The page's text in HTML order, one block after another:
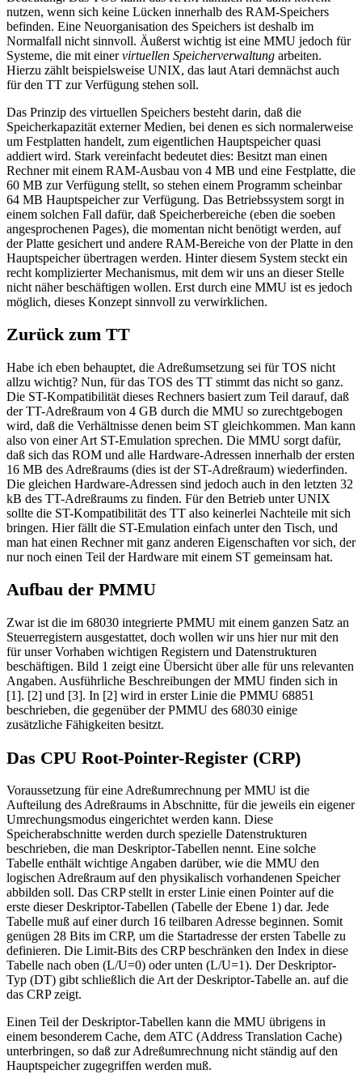
nutzen, wenn sich keine Lücken innerhalb des RAM-Speichers
befinden. Eine Neuorganisation des Speichers ist deshalb im
Normalfall nicht sinnvoll. Äußerst wichtig ist eine MMU jedoch für
Systeme, die mit einervirtuellen Speicherverwaltung arbeiten.
Hierzu zählt beispielsweise UNIX, das laut Atari demnächst auch
für den TT zur Verfügung stehen soll.
Das Prinzip des virtuellen Speichers besteht darin, daß die
Speicherkapazität externer Medien, bei denen es sich normalerweise
um Festplatten handelt, zum eigentlichen Hauptspeicher quasi
addiert wird. Stark vereinfacht bedeutet dies: Besitzt man einen
Rechner mit einem RAM-Ausbau von 4 MB und eine Festplatte, die
60 MB zur Verfügung stellt, so stehen einem Programm scheinbar
64 MB Hauptspeicher zur Verfügung. Das Betriebssystem sorgt in
einem solchen Fall dafür, daß Speicherbereiche (eben die soeben
angesprochenen Pages), die momentan nicht benötigt werden, auf
der Platte gesichert und andere RAM-Bereiche von der Platte in den
Hauptspeicher übertragen werden. Hinter diesem System steckt ein
recht komplizierter Mechanismus, mit dem wir uns an dieser Stelle
nicht näher beschäftigen wollen. Erst durch eine MMU ist es jedoch
möglich, dieses Konzept sinnvoll zu verwirklichen.
Zurück zum TT
Habe ich eben behauptet, die Adreßumsetzung sei für TOS nicht
allzu wichtig? Nun, für das TOS des TT stimmt das nicht so ganz.
Die ST-Kompatibilität dieses Rechners basiert zum Teil darauf, daß
der TT-Adreßraum von 4 GB durch die MMU so zurechtgebogen
wird, daß die Verhältnisse denen beim ST gleichkommen. Man kann
also von einer Art ST-Emulation sprechen. Die MMU sorgt dafür,
daß sich das ROM und alle Hardware-Adressen innerhalb der ersten
16 MB des Adreßraums (dies ist der ST-Adreßraum) wiederfinden.
Die gleichen Hardware-Adressen sind jedoch auch in den letzten 32
kB des TT-Adreßraums zu finden. Für den Betrieb unter UNIX
sollte die ST-Kompatibilität des TT also keinerlei Nachteile mit sich
bringen. Hier fällt die ST-Emulation einfach unter den Tisch, und
man hat einen Rechner mit ganz anderen Eigenschaften vor sich, der
nur noch einen Teil der Hardware mit einem ST gemeinsam hat.
Aufbau der PMMU
Zwar ist die im 68030 integrierte PMMU mit einem ganzen Satz an
Steuerregistern ausgestattet, doch wollen wir uns hier nur mit den
für unser Vorhaben wichtigen Registern und Datenstrukturen
beschäftigen. Bild 1 zeigt eine Übersicht über alle für uns relevanten
Angaben. Ausführliche Beschreibungen der MMU finden sich in
[1]. [2] und [3]. In [2] wird in erster Linie die PMMU 68851
beschrieben, die gegenüber der PMMU des 68030 einige
zusätzliche Fähigkeiten besitzt.
Das CPU Root-Pointer-Register (CRP)
Voraussetzung für eine Adreßumrechnung per MMU ist die
Aufteilung des Adreßraums in Abschnitte, für die jeweils ein eigener
Umrechungsmodus eingerichtet werden kann. Diese
Speicherabschnitte werden durch spezielle Datenstrukturen
beschrieben, die man Deskriptor-Tabellen nennt. Eine solche
Tabelle enthält wichtige Angaben darüber, wie die MMU den
logischen Adreßraum auf den physikalisch vorhandenen Speicher
abbilden soll. Das CRP stellt in erster Linie einen Pointer auf die
erste dieser Deskriptor-Tabellen (Tabelle der Ebene 1) dar. Jede
Tabelle muß auf einer durch 16 teilbaren Adresse beginnen. Somit
genügen 28 Bits im CRP, um die Startadresse der ersten Tabelle zu
definieren. Die Limit-Bits des CRP beschränken den Index in diese
Tabelle nach oben (L/U=0) oder unten (L/U=1). Der Deskriptor-
Typ (DT) gibt schließlich die Art der Deskriptor-Tabelle an. auf die
das CRP zeigt.
Einen Teil der Deskriptor-Tabellen kann die MMU übrigens in
einem besonderem Cache, dem ATC (Address Translation Cache)
unterbringen, so daß zur Adreßumrechnung nicht ständig auf den
Hauptspeicher zugegriffen werden muß.